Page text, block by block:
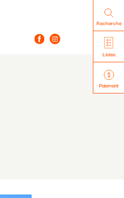
Recherche
Listes
Paiement